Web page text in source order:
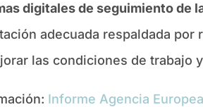
digitales de seguimiento de
adecuada respaldada
las condiciones de trabajo
Informe Agencia